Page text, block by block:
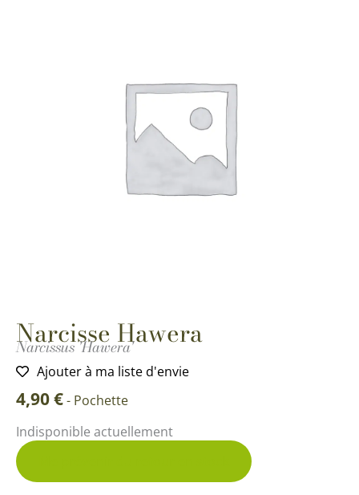
Narcisse Hawera
Narcissus 'Hawera'
Ajouter à ma liste d'envie
4,90€- Pochette
Indisponible actuellement